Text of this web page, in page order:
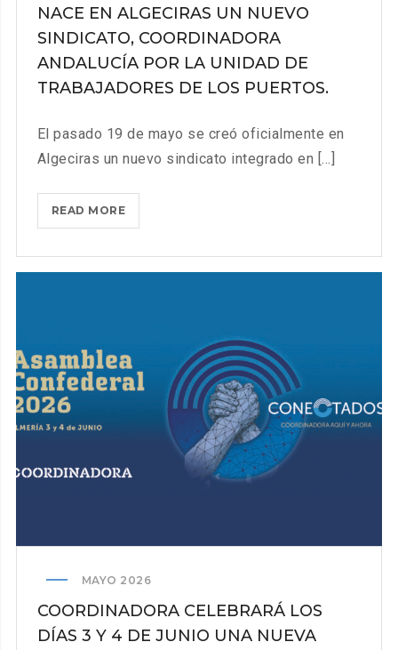
NACE EN ALGECIRAS UN NUEVO
SINDICATO, COORDINADORA
ANDALUCÍA POR LA UNIDAD DE
TRABAJADORES DE LOS PUERTOS.
El pasado 19 de mayo se creó oficialmente en
Algeciras un nuevo sindicato integrado en [...]
READ MORENACE
EN
UN
COORDINADORA
ANDALUCÍA
POR
UNIDAD
TRABAJADORES
MAYO 2026
COORDINADORA CELEBRARÁ LOS
DÍAS 3 Y 4 DE JUNIO UNA NUEVA